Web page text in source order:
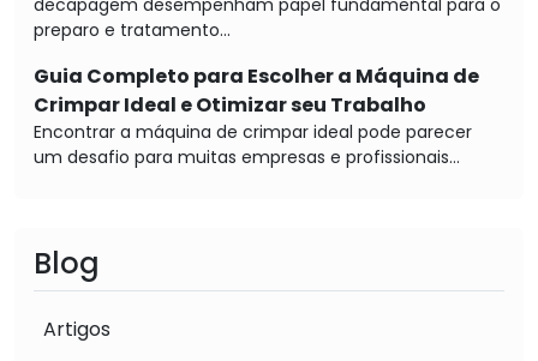
preparo e tratamento...
Guia Completo para Escolher a Máquina de
Crimpar Ideal e Otimizar seu Trabalho
Encontrar a máquina de crimpar ideal pode parecer
um desafio para muitas empresas e profissionais...
Blog
Artigos